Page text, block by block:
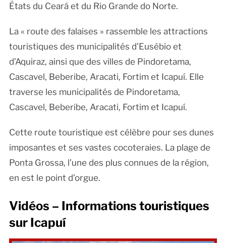
États du Ceará et du Rio Grande do Norte.
La « route des falaises » rassemble les attractions
touristiques des municipalités d’Eusébio et
d’Aquiraz, ainsi que des villes de Pindoretama,
Cascavel, Beberibe, Aracati, Fortim et Icapuí. Elle
traverse les municipalités de Pindoretama,
Cascavel, Beberibe, Aracati, Fortim et Icapuí.
Cette route touristique est célèbre pour ses dunes
imposantes et ses vastes cocoteraies. La plage de
Ponta Grossa, l’une des plus connues de la région,
en est le point d’orgue.
Vidéos – Informations touristiques
sur Icapuí